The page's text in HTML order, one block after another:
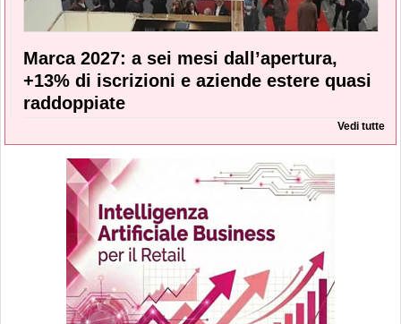
Marca 2027: a sei mesi dall’apertura,
+13% di iscrizioni e aziende estere quasi
raddoppiate
Vedi tutte